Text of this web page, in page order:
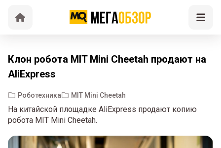
Клон робота MIT Mini Cheetah продают на
AliExpress
Роботехника MIT Mini Cheetah
На китайской площадке AliExpress продают копию
робота MIT Mini Cheetah.